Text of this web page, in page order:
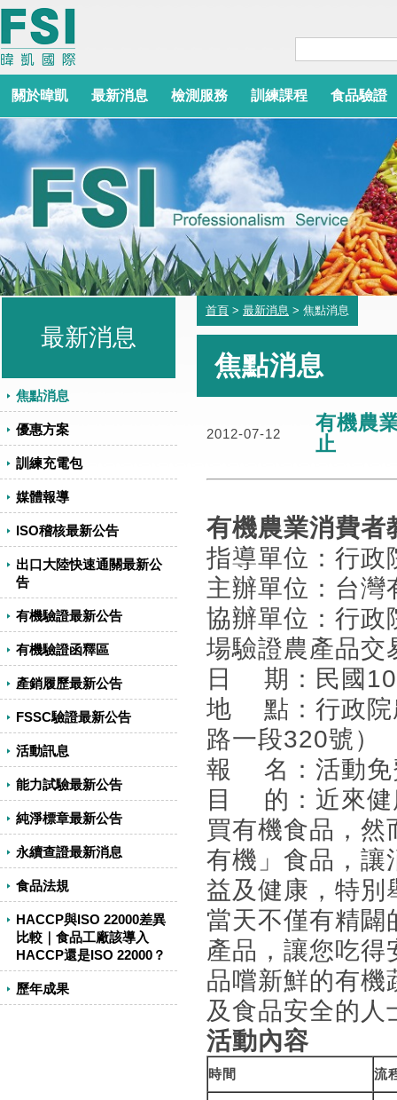
關於暐凱 最新消息 檢測服務 訓練課程 食品驗證
最新消息
焦點消息
優惠方案
訓練充電包
媒體報導
ISO稽核最新公告
出口大陸快速通關最新公
告
有機驗證最新公告
有機驗證函釋區
產銷履歷最新公告
FSSC驗證最新公告
活動訊息
能力試驗最新公告
純淨標章最新公告
永續查證最新消息
食品法規
HACCP與ISO 22000差異
比較｜食品工廠該導入
HACCP還是ISO 22000？
歷年成果
首頁 > 最新消息 > 焦點消息
焦點消息
2012-07-12
有機農
止
有機農業消費者
指導單位：行政
主辦單位：台灣
協辦單位：行政
場驗證農產品交
日 期：民國
地 點：行政院
路一段320號）
報 名：活動免
目 的：近來健
買有機食品，
有機」食品，讓
益及健康，特別
當天不僅有精闢
產品，讓您吃得
品嚐新鮮的有機
及食品安全的人
活動內容
時間 流